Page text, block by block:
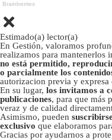
Estimado(a) lector(a)
En Gestión, valoramos
realizamos para mantenerlos
no está permitido,
o parcialmente los
autorizacion previa y
En su lugar, los invitamos a
publicaciones, para que más
veraz y de calidad
Asimismo, pueden
exclusivo que elaboramos
Gracias por ayudarnos a